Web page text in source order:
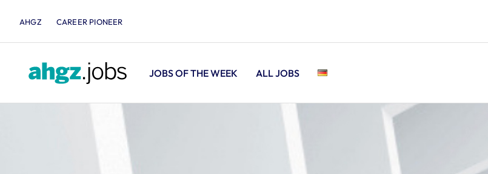
AHGZ CAREER PIONEER
JOBS OF THE WEEK ALL JOBS